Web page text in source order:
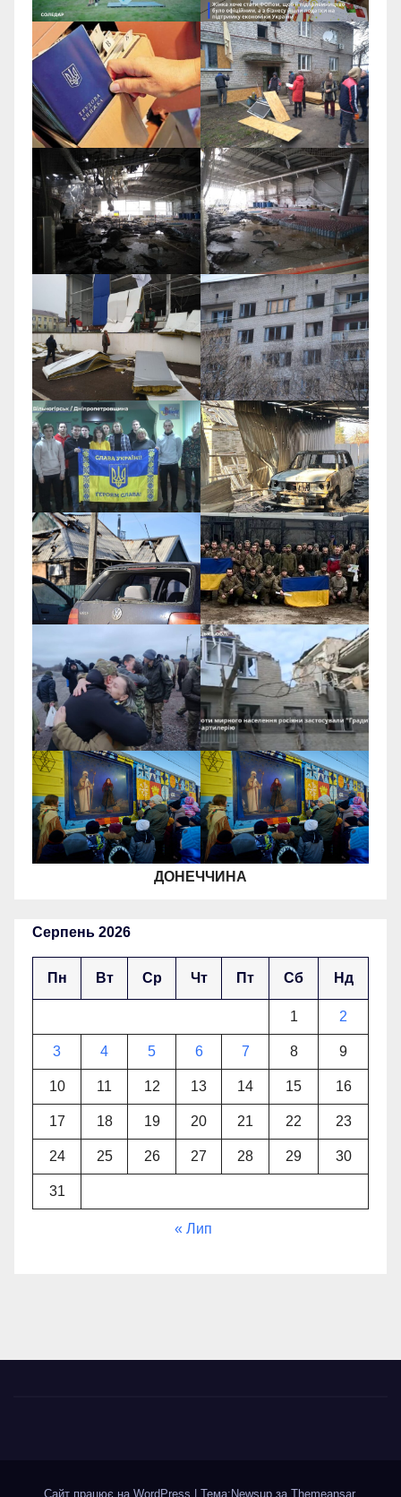
ДОНЕЧЧИНА
Серпень 2026
Пн Вт Ср Чт Пт Сб Нд
1 2
3 4 5 6 7 8 9
10 11 12 13 14 15 16
17 18 19 20 21 22 23
24 25 26 27 28 29 30
31
« Лип
Сайт працює на WordPress Тема:Newsup за Themeansar.